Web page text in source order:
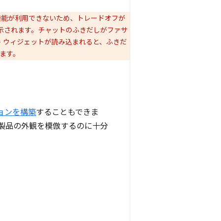
が利用できないため、トレードオフが
れます。チャットのふきだしがファサ
ィジェットが読み込まれると、ふきだ
す。
ンを構築することもできま
品の外観を模倣するのに十分